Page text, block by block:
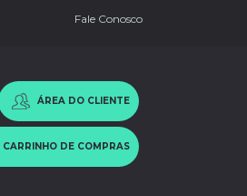
Fale Conosco
ÁREA DO CLIENTE
CARRINHO DE COMPRAS